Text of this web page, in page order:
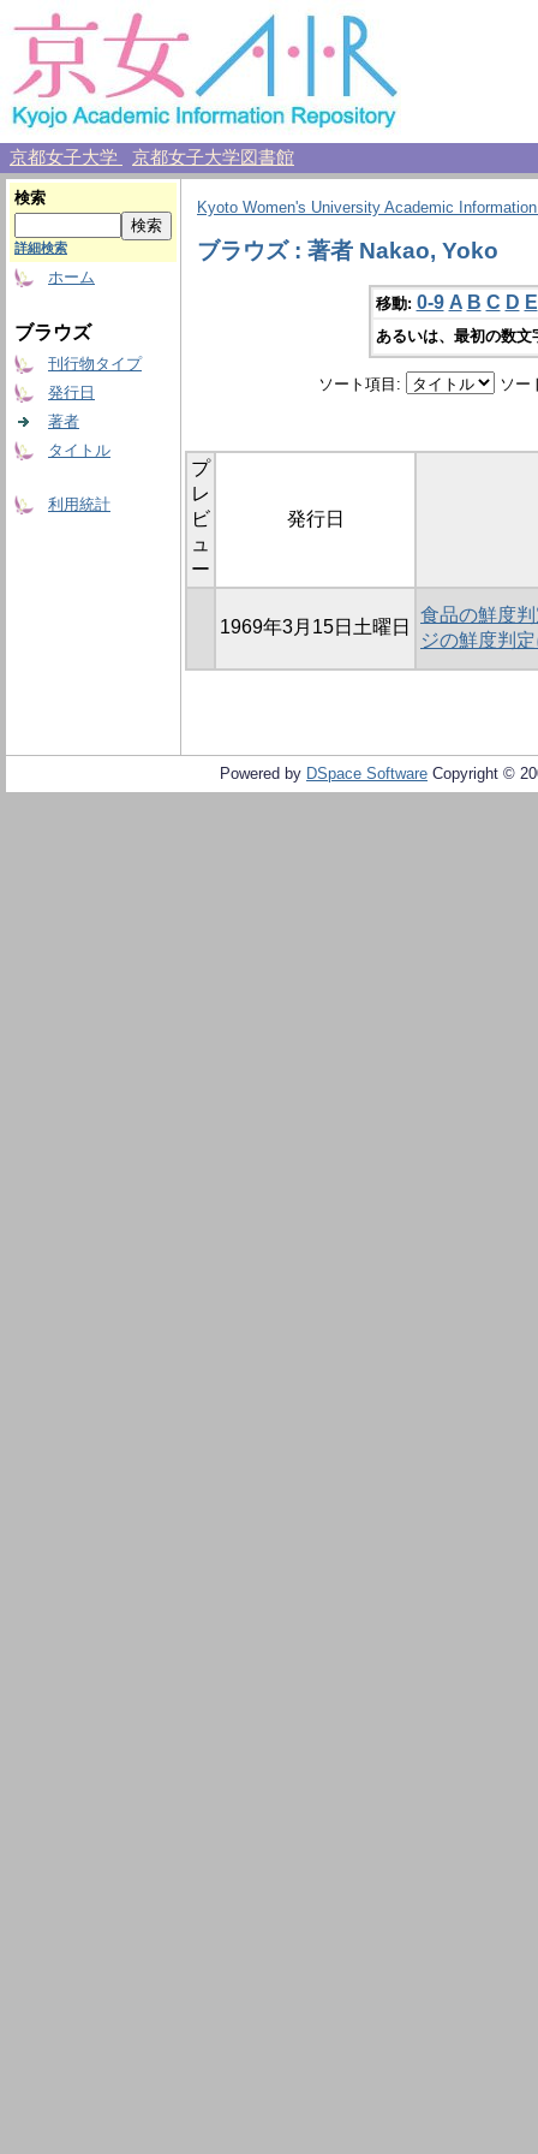
京都女子大学 京都女子大学図書館
検索
詳細検索
ホーム
ブラウズ
刊行物タイプ
発行日
著者
タイトル
利用統計
Kyoto Women's University Academic
ブラウズ : 著者 Nakao, Yoko
移動: 0-9 A B C D E
あるいは、最初の数
ソート項目: ソー
プ
レ
ビ
ュ
ー
発行日
1969年3月15日土曜日
食品の鮮度
ジの鮮度判
Powered by DSpace Software Copyright ©